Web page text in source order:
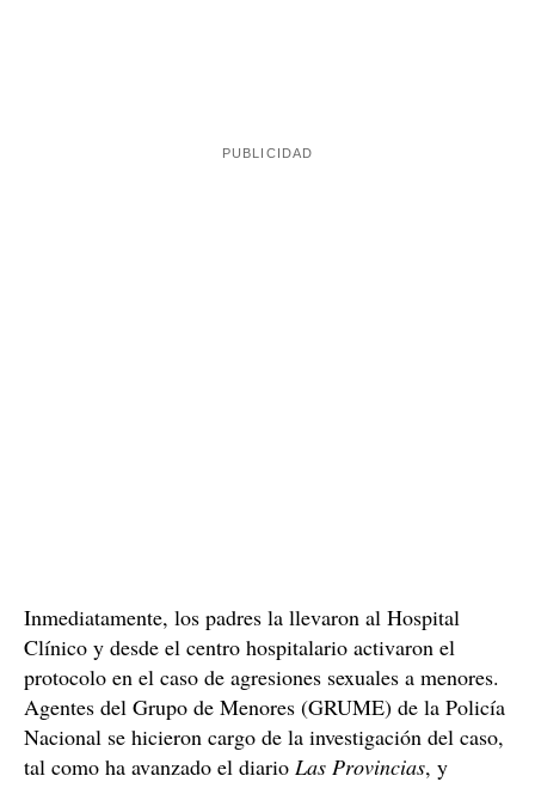
Inmediatamente, los padres la llevaron al Hospital
Clínico y desde el centro hospitalario activaron el
protocolo en el caso de agresiones sexuales a menores.
Agentes del Grupo de Menores (GRUME) de la Policía
Nacional se hicieron cargo de la investigación del caso,
tal como ha avanzado el diario Las Provincias, y